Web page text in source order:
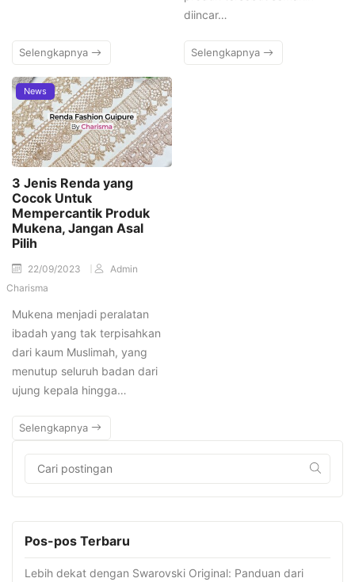
Selengkapnya
diincar…
Selengkapnya
News
3 Jenis Renda yang
Cocok Untuk
Mempercantik Produk
Mukena, Jangan Asal
Pilih
22/09/2023
Admin
Charisma
Mukena menjadi peralatan
ibadah yang tak terpisahkan
dari kaum Muslimah, yang
menutup seluruh badan dari
ujung kepala hingga…
Selengkapnya
Pos-pos Terbaru
Lebih dekat dengan Swarovski Original: Panduan dari